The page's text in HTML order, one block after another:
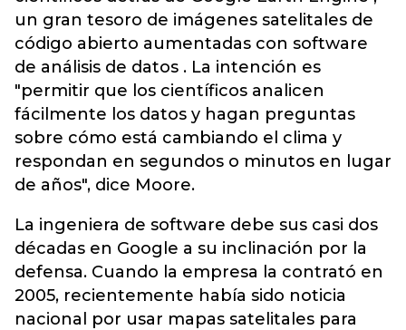
un gran tesoro de imágenes satelitales de
código abierto aumentadas con software
de análisis de datos . La intención es
"permitir que los científicos analicen
fácilmente los datos y hagan preguntas
sobre cómo está cambiando el clima y
respondan en segundos o minutos en lugar
de años", dice Moore.
La ingeniera de software debe sus casi dos
décadas en Google a su inclinación por la
defensa. Cuando la empresa la contrató en
2005, recientemente había sido noticia
nacional por usar mapas satelitales para